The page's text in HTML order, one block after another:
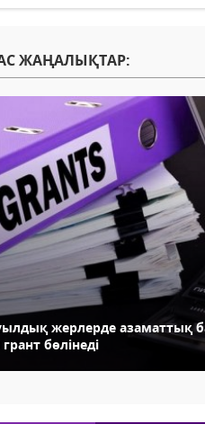
ЖАҢАЛЫҚТАР:
жерлерде азаматтық
грант бөлінеді